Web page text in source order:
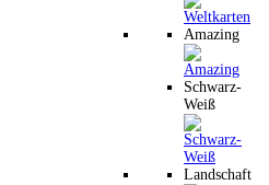
Amazing
Schwarz-
Weiß
Landschaft